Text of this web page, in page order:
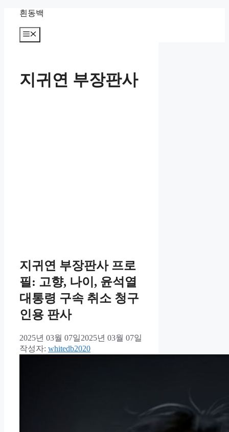
흰동백
메
뉴
지귀연 부장판사
지귀연 부장판사 프로
필: 고향, 나이, 윤석열
대통령 구속 취소 청구
인용 판사
2025년 03월 07일2025년 03월 07일
작성자: whitedb2020